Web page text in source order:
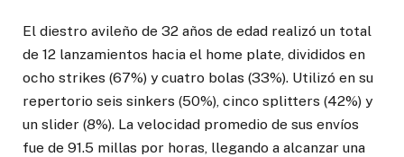
El diestro avileño de 32 años de edad realizó un total
de 12 lanzamientos hacia el home plate, divididos en
ocho strikes (67%) y cuatro bolas (33%). Utilizó en su
repertorio seis sinkers (50%), cinco splitters (42%) y
un slider (8%). La velocidad promedio de sus envíos
fue de 91.5 millas por horas, llegando a alcanzar una